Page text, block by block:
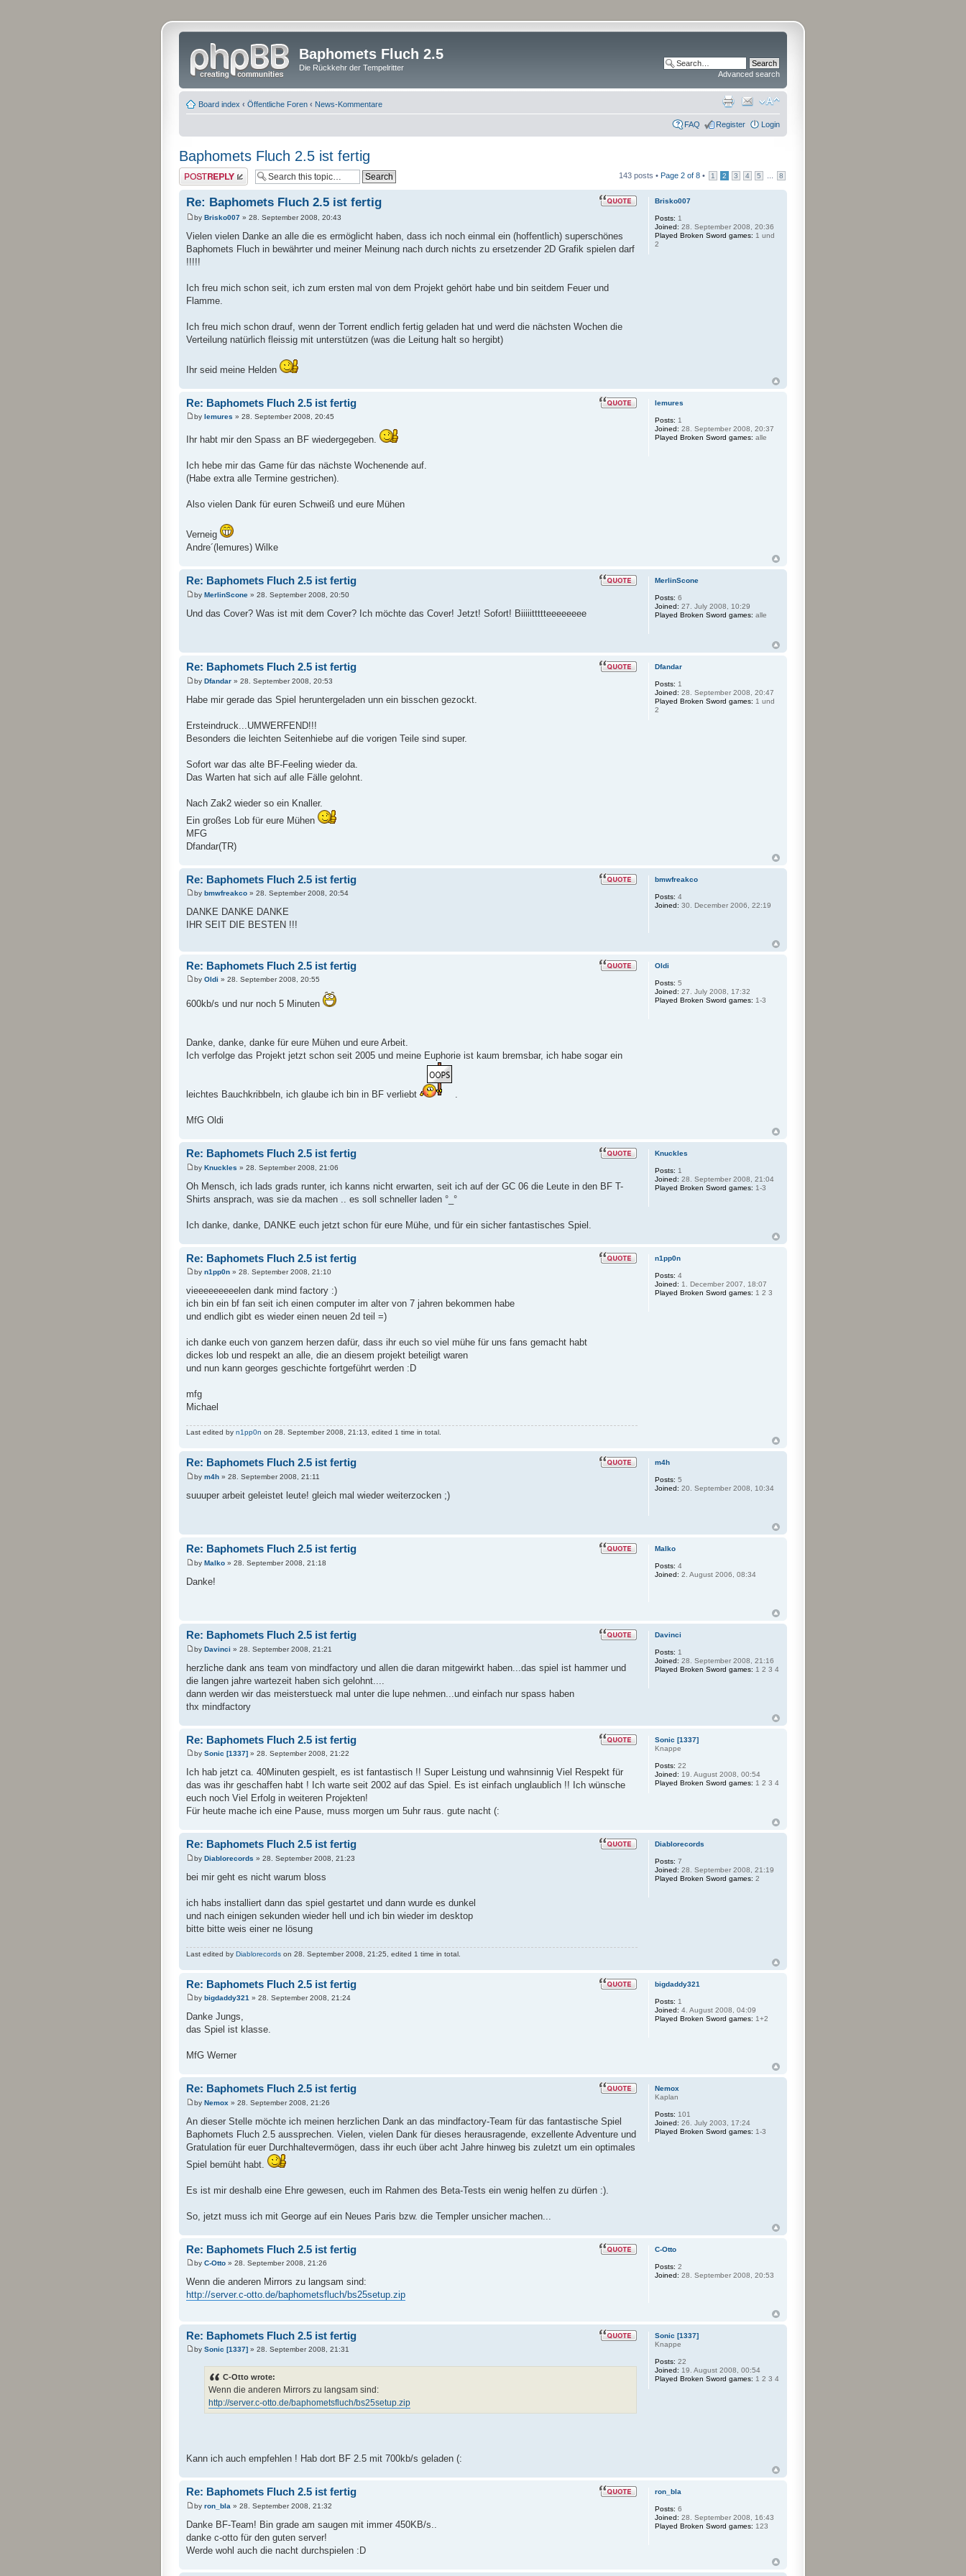
Baphomets Fluch 2.5
Die Rückkehr der Tempelritter
Advanced search
Board index ‹ Öffentliche Foren ‹ News-Kommentare
FAQ Register Login
Baphomets Fluch 2.5 ist fertig
Post a reply 143 posts • Page 2 of 8 • 1 2 3 4 5 8
Re: Baphomets Fluch 2.5 ist fertig
by Brisko007 » 28. September 2008, 20:43
Vielen vielen Danke an alle die es ermöglicht haben, dass ich noch einmal ein (hoffentlich) superschönes
Baphomets Fluch in bewährter und meiner Meinung nach durch nichts zu ersetzender 2D Grafik spielen darf
!!!!!
Ich freu mich schon seit, ich zum ersten mal von dem Projekt gehört habe und bin seitdem Feuer und
Flamme.
Ich freu mich schon drauf, wenn der Torrent endlich fertig geladen hat und werd die nächsten Wochen die
Verteilung natürlich fleissig mit unterstützen (was die Leitung halt so hergibt)
Ihr seid meine Helden
Brisko007
Posts: 1
Joined: 28. September 2008, 20:36
Played Broken Sword games: 1 und
2
Re: Baphomets Fluch 2.5 ist fertig
by lemures » 28. September 2008, 20:45
Ihr habt mir den Spass an BF wiedergegeben.
Ich hebe mir das Game für das nächste Wochenende auf.
(Habe extra alle Termine gestrichen).
Also vielen Dank für euren Schweiß und eure Mühen
Verneig
Andre´(lemures) Wilke
lemures
Posts: 1
Joined: 28. September 2008, 20:37
Played Broken Sword games: alle
Re: Baphomets Fluch 2.5 ist fertig
by MerlinScone » 28. September 2008, 20:50
Und das Cover? Was ist mit dem Cover? Ich möchte das Cover! Jetzt! Sofort! Biiiiittttteeeeeeee
MerlinScone
Posts: 6
Joined: 27. July 2008, 10:29
Played Broken Sword games: alle
Re: Baphomets Fluch 2.5 ist fertig
by Dfandar » 28. September 2008, 20:53
Habe mir gerade das Spiel heruntergeladen unn ein bisschen gezockt.
Ersteindruck...UMWERFEND!!!
Besonders die leichten Seitenhiebe auf die vorigen Teile sind super.
Sofort war das alte BF-Feeling wieder da.
Das Warten hat sich auf alle Fälle gelohnt.
Nach Zak2 wieder so ein Knaller.
Ein großes Lob für eure Mühen
MFG
Dfandar(TR)
Dfandar
Posts: 1
Joined: 28. September 2008, 20:47
Played Broken Sword games: 1 und
2
Re: Baphomets Fluch 2.5 ist fertig
by bmwfreakco » 28. September 2008, 20:54
DANKE DANKE DANKE
IHR SEIT DIE BESTEN !!!
bmwfreakco
Posts: 4
Joined: 30. December 2006, 22:19
Re: Baphomets Fluch 2.5 ist fertig
by Oldi » 28. September 2008, 20:55
600kb/s und nur noch 5 Minuten
Danke, danke, danke für eure Mühen und eure Arbeit.
Ich verfolge das Projekt jetzt schon seit 2005 und meine Euphorie ist kaum bremsbar, ich habe sogar ein
leichtes Bauchkribbeln, ich glaube ich bin in BF verliebt .
MfG Oldi
Oldi
Posts: 5
Joined: 27. July 2008, 17:32
Played Broken Sword games: 1-3
Re: Baphomets Fluch 2.5 ist fertig
by Knuckles » 28. September 2008, 21:06
Oh Mensch, ich lads grads runter, ich kanns nicht erwarten, seit ich auf der GC 06 die Leute in den BF T-
Shirts ansprach, was sie da machen .. es soll schneller laden °_°
Ich danke, danke, DANKE euch jetzt schon für eure Mühe, und für ein sicher fantastisches Spiel.
Knuckles
Posts: 1
Joined: 28. September 2008, 21:04
Played Broken Sword games: 1-3
Re: Baphomets Fluch 2.5 ist fertig
by n1pp0n » 28. September 2008, 21:10
vieeeeeeeeelen dank mind factory :)
ich bin ein bf fan seit ich einen computer im alter von 7 jahren bekommen habe
und endlich gibt es wieder einen neuen 2d teil =)
ich danke euch von ganzem herzen dafür, dass ihr euch so viel mühe für uns fans gemacht habt
dickes lob und respekt an alle, die an diesem projekt beteiligt waren
und nun kann georges geschichte fortgeführt werden :D
mfg
Michael
Last edited by n1pp0n on 28. September 2008, 21:13, edited 1 time in total.
n1pp0n
Posts: 4
Joined: 1. December 2007, 18:07
Played Broken Sword games: 1 2 3
Re: Baphomets Fluch 2.5 ist fertig
by m4h » 28. September 2008, 21:11
suuuper arbeit geleistet leute! gleich mal wieder weiterzocken ;)
m4h
Posts: 5
Joined: 20. September 2008, 10:34
Re: Baphomets Fluch 2.5 ist fertig
by Malko » 28. September 2008, 21:18
Danke!
Malko
Posts: 4
Joined: 2. August 2006, 08:34
Re: Baphomets Fluch 2.5 ist fertig
by Davinci » 28. September 2008, 21:21
herzliche dank ans team von mindfactory und allen die daran mitgewirkt haben...das spiel ist hammer und
die langen jahre wartezeit haben sich gelohnt....
dann werden wir das meisterstueck mal unter die lupe nehmen...und einfach nur spass haben
thx mindfactory
Davinci
Posts: 1
Joined: 28. September 2008, 21:16
Played Broken Sword games: 1 2 3 4
Re: Baphomets Fluch 2.5 ist fertig
by Sonic [1337] » 28. September 2008, 21:22
Ich hab jetzt ca. 40Minuten gespielt, es ist fantastisch !! Super Leistung und wahnsinnig Viel Respekt für
das was ihr geschaffen habt ! Ich warte seit 2002 auf das Spiel. Es ist einfach unglaublich !! Ich wünsche
euch noch Viel Erfolg in weiteren Projekten!
Für heute mache ich eine Pause, muss morgen um 5uhr raus. gute nacht (:
Sonic [1337]
Knappe
Posts: 22
Joined: 19. August 2008, 00:54
Played Broken Sword games: 1 2 3 4
Re: Baphomets Fluch 2.5 ist fertig
by Diablorecords » 28. September 2008, 21:23
bei mir geht es nicht warum bloss
ich habs installiert dann das spiel gestartet und dann wurde es dunkel
und nach einigen sekunden wieder hell und ich bin wieder im desktop
bitte bitte weis einer ne lösung
Last edited by Diablorecords on 28. September 2008, 21:25, edited 1 time in total.
Diablorecords
Posts: 7
Joined: 28. September 2008, 21:19
Played Broken Sword games: 2
Re: Baphomets Fluch 2.5 ist fertig
by bigdaddy321 » 28. September 2008, 21:24
Danke Jungs,
das Spiel ist klasse.
MfG Werner
bigdaddy321
Posts: 1
Joined: 4. August 2008, 04:09
Played Broken Sword games: 1+2
Re: Baphomets Fluch 2.5 ist fertig
by Nemox » 28. September 2008, 21:26
An dieser Stelle möchte ich meinen herzlichen Dank an das mindfactory-Team für das fantastische Spiel
Baphomets Fluch 2.5 aussprechen. Vielen, vielen Dank für dieses herausragende, exzellente Adventure und
Gratulation für euer Durchhaltevermögen, dass ihr euch über acht Jahre hinweg bis zuletzt um ein optimales
Spiel bemüht habt.
Es ist mir deshalb eine Ehre gewesen, euch im Rahmen des Beta-Tests ein wenig helfen zu dürfen :).
So, jetzt muss ich mit George auf ein Neues Paris bzw. die Templer unsicher machen...
Nemox
Kaplan
Posts: 101
Joined: 26. July 2003, 17:24
Played Broken Sword games: 1-3
Re: Baphomets Fluch 2.5 ist fertig
by C-Otto » 28. September 2008, 21:26
Wenn die anderen Mirrors zu langsam sind:
http://server.c-otto.de/baphometsfluch/bs25setup.zip
C-Otto
Posts: 2
Joined: 28. September 2008, 20:53
Re: Baphomets Fluch 2.5 ist fertig
by Sonic [1337] » 28. September 2008, 21:31
C-Otto wrote:
Wenn die anderen Mirrors zu langsam sind:
http://server.c-otto.de/baphometsfluch/bs25setup.zip
Kann ich auch empfehlen ! Hab dort BF 2.5 mit 700kb/s geladen (:
Sonic [1337]
Knappe
Posts: 22
Joined: 19. August 2008, 00:54
Played Broken Sword games: 1 2 3 4
Re: Baphomets Fluch 2.5 ist fertig
by ron_bla » 28. September 2008, 21:32
Danke BF-Team! Bin grade am saugen mit immer 450KB/s..
danke c-otto für den guten server!
Werde wohl auch die nacht durchspielen :D
ron_bla
Posts: 6
Joined: 28. September 2008, 16:43
Played Broken Sword games: 123